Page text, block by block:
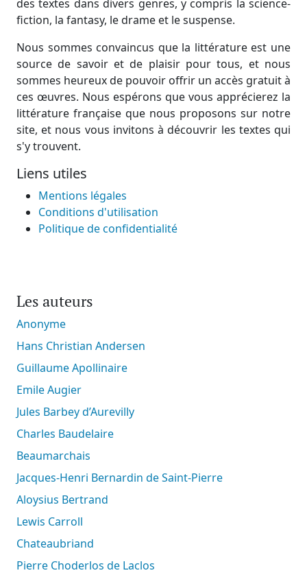
des textes dans divers genres, y compris la science-
fiction, la fantasy, le drame et le suspense.
Nous sommes convaincus que la littérature est une
source de savoir et de plaisir pour tous, et nous
sommes heureux de pouvoir offrir un accès gratuit à
ces œuvres. Nous espérons que vous apprécierez la
littérature française que nous proposons sur notre
site, et nous vous invitons à découvrir les textes qui
s'y trouvent.
Liens utiles
Mentions légales
Conditions d'utilisation
Politique de confidentialité
Les auteurs
Anonyme
Hans Christian Andersen
Guillaume Apollinaire
Emile Augier
Jules Barbey d’Aurevilly
Charles Baudelaire
Beaumarchais
Jacques-Henri Bernardin de Saint-Pierre
Aloysius Bertrand
Lewis Carroll
Chateaubriand
Pierre Choderlos de Laclos